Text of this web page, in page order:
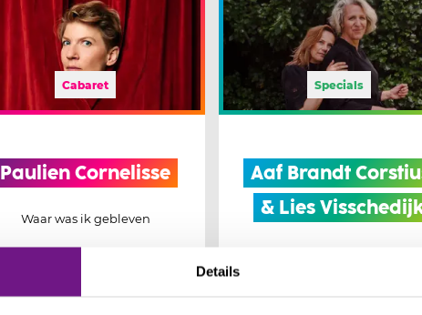
Details
Cabaret
Paulien Cornelisse
Waar was ik gebleven
Specials
Aaf Brandt
& Lies